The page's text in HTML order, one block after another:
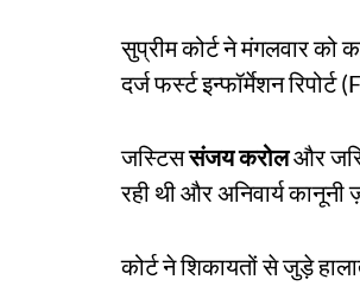
सुप्रीम कोर्ट ने मंगलवार
दर्ज फर्स्ट इन्फॉर्मेशन
जस्टिससंजय करोलऔर
रही थी और अनिवार्य कानूनी
कोर्ट ने शिकायतों से जुड़े